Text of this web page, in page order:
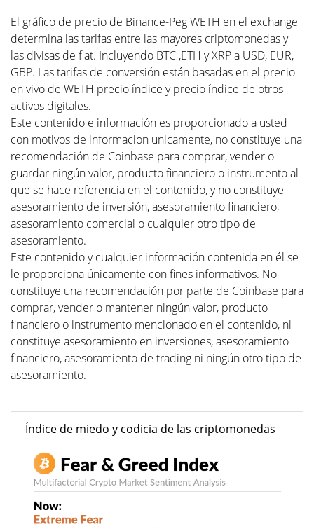
El gráfico de precio de Binance-Peg WETH en el exchange
determina las tarifas entre las mayores criptomonedas y
las divisas de fiat. Incluyendo BTC ,ETH y XRP a USD, EUR,
GBP. Las tarifas de conversión están basadas en el precio
en vivo de WETH precio índice y precio índice de otros
activos digitales.
Este contenido e información es proporcionado a usted
con motivos de informacion unicamente, no constituye una
recomendación de Coinbase para comprar, vender o
guardar ningún valor, producto financiero o instrumento al
que se hace referencia en el contenido, y no constituye
asesoramiento de inversión, asesoramiento financiero,
asesoramiento comercial o cualquier otro tipo de
asesoramiento.
Este contenido y cualquier información contenida en él se
le proporciona únicamente con fines informativos. No
constituye una recomendación por parte de Coinbase para
comprar, vender o mantener ningún valor, producto
financiero o instrumento mencionado en el contenido, ni
constituye asesoramiento en inversiones, asesoramiento
financiero, asesoramiento de trading ni ningún otro tipo de
asesoramiento.
Índice de miedo y codicia de las criptomonedas